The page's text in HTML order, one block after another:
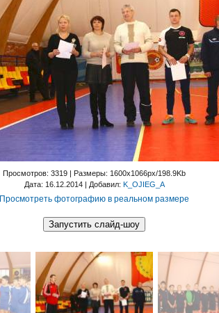
Просмотров: 3319 | Размеры: 1600x1066px/198.9Kb
Дата: 16.12.2014 | Добавил: K_OJIEG_A
Просмотреть фотографию в реальном размере